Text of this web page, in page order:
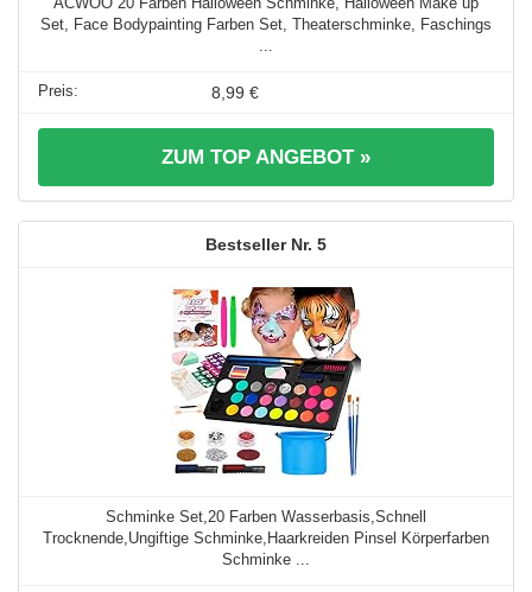
Set, Face Bodypainting Farben Set, Theaterschminke, Faschings
8,99 €
ZUM TOP ANGEBOT »
5
Schminke Set,20 Farben Wasserbasis,Schnell
Trocknende,Ungiftige Schminke,Haarkreiden Pinsel Körperfarben
Schminke ...